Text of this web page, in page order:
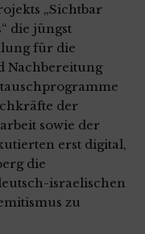
„Sichtbar
die jüngst
für die
Nachbereitung
der
sowie der
erst digital,
die
israelischen
zu